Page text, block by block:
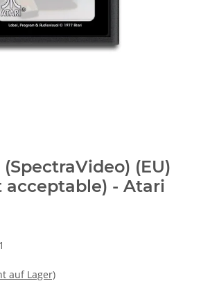
(SpectraVideo) (EU)
acceptable) - Atari
auf Lager)